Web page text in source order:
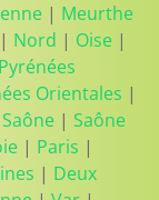
| Meurthe
| Nord | Oise |
Pyrénées
Orientales |
| Saône
| Paris |
| Deux